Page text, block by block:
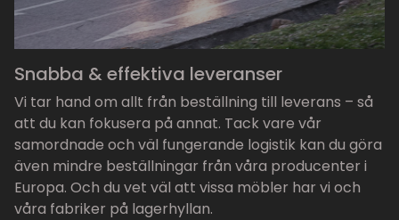
Snabba & effektiva leveranser
Vi tar hand om allt från beställning till leverans – så
att du kan fokusera på annat. Tack vare vår
samordnade och väl fungerande logistik kan du göra
även mindre beställningar från våra producenter i
Europa. Och du vet väl att vissa möbler har vi och
våra fabriker på lagerhyllan.